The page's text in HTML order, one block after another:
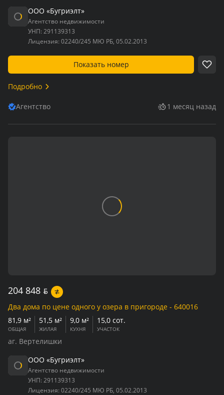
ООО «Бугриэлт»
Агентство недвижимости
УНП: 291139313
Лицензия: 02240/245 МЮ РБ, 05.02.2013
Показать номер
Подробно
Агентство 1 месяц назад
204 848 BYN
Два дома по цене одного у озера в пригороде - 640016
81,9 м²
ОБЩАЯ
51,5 м²
ЖИЛАЯ
9,0 м²
КУХНЯ
15,0 сот.
УЧАСТОК
аг. Вертелишки
ООО «Бугриэлт»
Агентство недвижимости
УНП: 291139313
Лицензия: 02240/245 МЮ РБ, 05.02.2013